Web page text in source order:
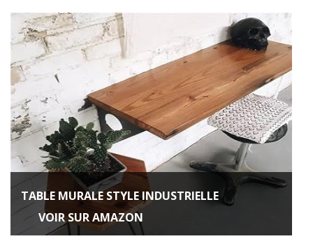
TABLE MURALE STYLE INDUSTRIELLE
VOIR SUR AMAZON